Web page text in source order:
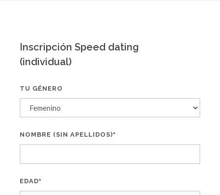
Inscripción Speed dating
(individual)
TU GÉNERO
NOMBRE (SIN APELLIDOS)*
EDAD*